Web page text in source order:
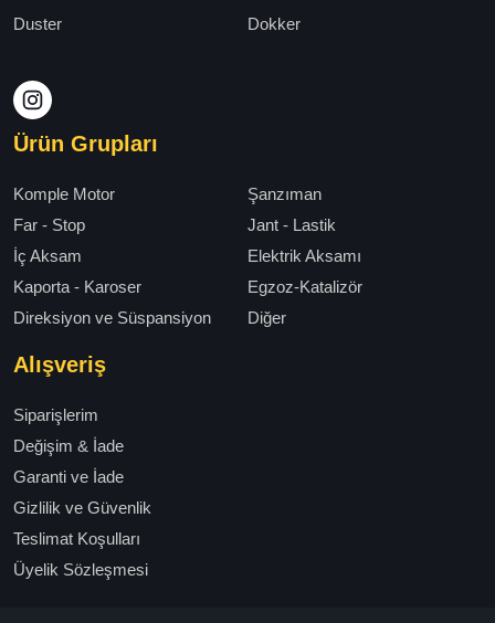
Duster
Dokker
Ürün Grupları
Komple Motor
Şanzıman
Far - Stop
Jant - Lastik
İç Aksam
Elektrik Aksamı
Kaporta - Karoser
Egzoz-Katalizör
Direksiyon ve Süspansiyon
Diğer
Alışveriş
Siparişlerim
Değişim & İade
Garanti ve İade
Gizlilik ve Güvenlik
Teslimat Koşulları
Üyelik Sözleşmesi